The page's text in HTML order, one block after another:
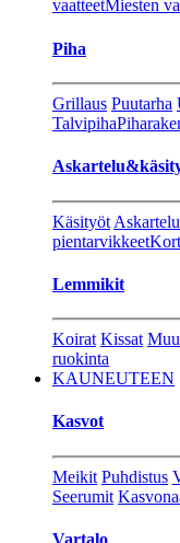
vaatteetMiesten
Piha
Grillaus Puutarha
Talvipiha
Käsityöt Askartelu
pientarvikkeet
Lemmikit
Koirat Kissat
ruokinta
KAUNEUTEEN
Kasvot
Meikit Puhdistus
Seerumit
Vartalo